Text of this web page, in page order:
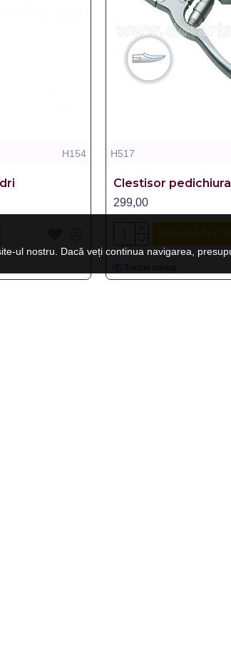
H154 H517
Clestisor pedichiura
299,00
ul nostru. Dacă veți continua navigarea,